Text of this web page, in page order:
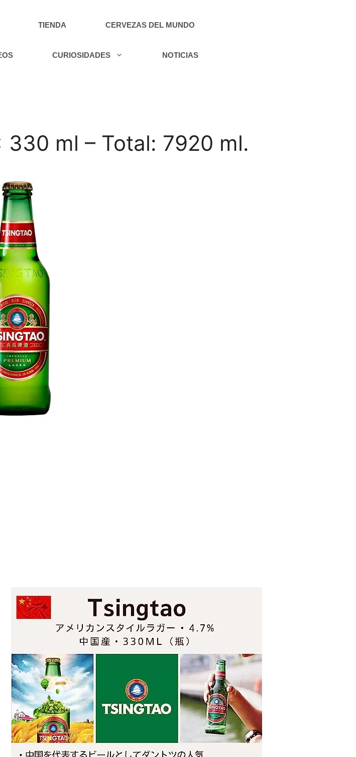
TIENDA CERVEZAS DEL MUNDO
CURIOSIDADES NOTICIAS
ml – Total: 7920 ml.